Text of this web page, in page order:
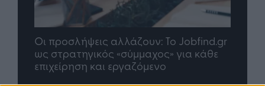
TP Greece: Πώς διαμορφώνεται το
μέλλον του Insurance στην εποχή του AI